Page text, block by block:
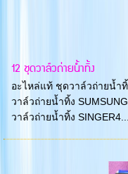
12 ชุดวาล์วถ่ายน้ำทิ้ง
อะไหล่แท้ ชุดวาล์วถ่ายน้ำ
วาล์วถ่ายน้ำทิ้ง
วาล์วถ่ายน้ำทิ้ง SINGER4....